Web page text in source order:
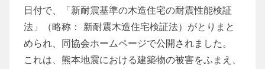
日付で、「新耐震基準の木造住宅の耐震性能検証
法」（略称： 新耐震木造住宅検証法）がとりまと
められ、同協会ホームページで公開されました。
これは、熊本地震における建築物の被害をふまえ、